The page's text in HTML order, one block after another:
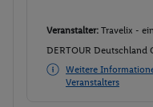
Veranstalter: Travelix -
DERTOUR Deutschland
Weitere
Veranstalters